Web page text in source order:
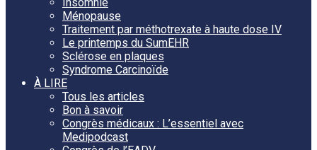
Ménopause
Traitement par méthotrexate à haute dose IV
Le printemps du SumEHR
Sclérose en plaques
Syndrome Carcinoïde
À LIRE
Tous les articles
Bon à savoir
Congrès médicaux : L’essentiel avec
Medipodcast